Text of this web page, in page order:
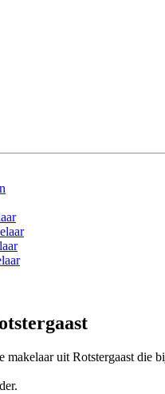
makelaar uit Rotstergaast die